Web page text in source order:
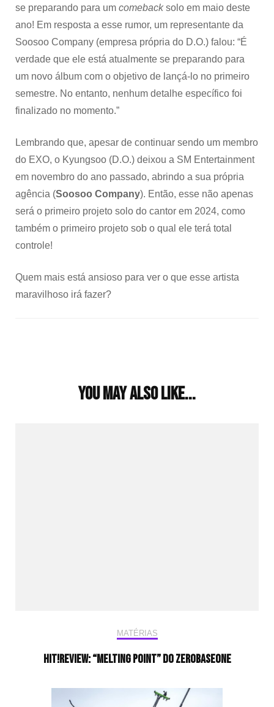
se preparando para um comebacksolo em maio deste
ano! Em resposta a esse rumor, um representante da
Soosoo Company (empresa própria do D.O.) falou: “É
verdade que ele está atualmente se preparando para
um novo álbum com o objetivo de lançá-lo no primeiro
semestre. No entanto, nenhum detalhe específico foi
finalizado no momento.”
Lembrando que, apesar de continuar sendo um membro
do EXO, o Kyungsoo (D.O.) deixou a SM Entertainment
em novembro do ano passado, abrindo a sua própria
agência (Soosoo Company). Então, esse não apenas
será o primeiro projeto solo do cantor em 2024, como
também o primeiro projeto sob o qual ele terá total
controle!
Quem mais está ansioso para ver o que esse artista
maravilhoso irá fazer?
You may also like...
MATÉRIAS
HIT!Review: “MELTING POINT” do ZEROBASEONE